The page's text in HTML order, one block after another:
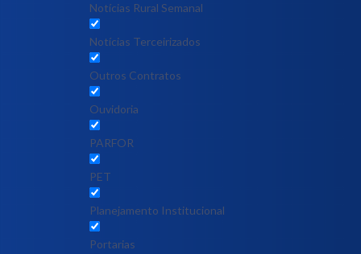
Notícias Rural Semanal
Notícias Terceirizados
Outros Contratos
Ouvidoria
PARFOR
PET
Planejamento Institucional
Portarias